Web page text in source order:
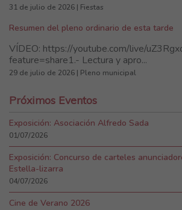
31 de julio de 2026 | Fiestas
Resumen del pleno ordinario de esta tarde
VÍDEO: https://youtube.com/live/
feature=share1.- Lectura y apro...
29 de julio de 2026 | Pleno municipal
Próximos Eventos
Exposición: Asociación Alfredo Sada
01/07/2026
Exposición: Concurso de carteles
Estella-lizarra
04/07/2026
Cine de Verano 2026